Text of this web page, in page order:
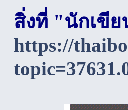
สิ่งที่ "นักเขี
https://